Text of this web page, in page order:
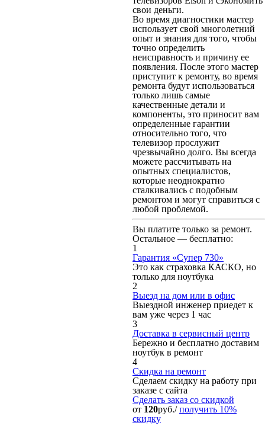
свои деньги.
Во время диагностики мастер
использует свой многолетний
опыт и знания для того, чтобы
точно определить
неисправность и причину ее
появления. После этого мастер
приступит к ремонту, во время
ремонта будут использоваться
только лишь самые
качественные детали и
компоненты, это приносит вам
определенные гарантии
относительно того, что
телевизор прослужит
чрезвычайно долго. Вы всегда
можете рассчитывать на
опытных специалистов,
которые неоднократно
сталкивались с подобным
ремонтом и могут справиться с
любой проблемой.
Вы платите только за ремонт.
Остальное — бесплатно:
1
Гарантия «Супер 730»
Это как страховка КАСКО, но
только для ноутбука
2
Выезд на дом или в офис
Выездной инженер приедет к
вам уже через 1 час
3
Доставка в сервисный центр
Бережно и бесплатно доставим
ноутбук в ремонт
4
Скидка на ремонт
Сделаем скидку на работу при
заказе с сайта
Сделать заказ со скидкой
от 120руб./получить 10%
скидку